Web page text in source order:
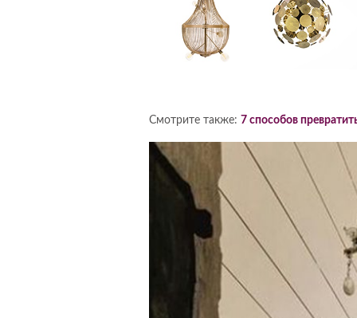
Смотрите также: 7 способов